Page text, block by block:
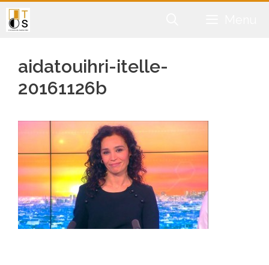
Aller
au
aidatouihri-itelle-
20161126b